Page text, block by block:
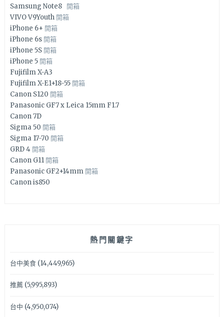
Samsung Note8 開箱
VIVO V9Youth 開箱
iPhone 6+ 開箱
iPhone 6s 開箱
iPhone 5S 開箱
iPhone 5 開箱
Fujifilm X-A3
Fujifilm X-E1+18-55 開箱
Canon S120 開箱
Panasonic GF7 x Leica 15mm F1.7
Canon 7D
Sigma 50 開箱
Sigma 17-70 開箱
GRD 4 開箱
Canon G11 開箱
Panasonic GF2+14mm 開箱
Canon is850
熱門關鍵字
台中美食(14,449,965)
推薦(5,995,893)
台中 (4,950,074)